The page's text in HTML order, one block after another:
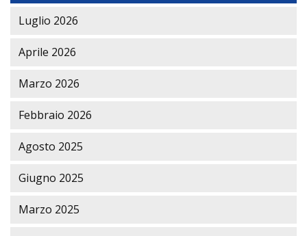
Luglio 2026
Aprile 2026
Marzo 2026
Febbraio 2026
Agosto 2025
Giugno 2025
Marzo 2025